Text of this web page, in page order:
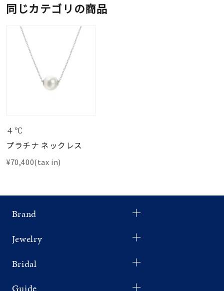
同じカテゴリの商品
４℃
プラチナ ネックレス
¥70,400(tax in)
Brand
Jewelry
Bridal